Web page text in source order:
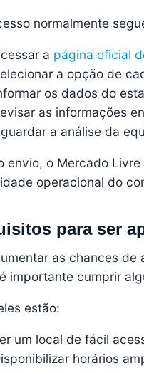
normalmente
a página oficial
a opção de
os dados do
as informações
a análise da
envio, o Mercado
operacional do
para ser
as chances
importante cumprir
estão:
um local de fácil
horários